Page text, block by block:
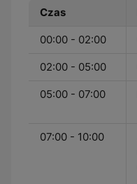
Czas
00:00 - 02:00
02:00 - 05:00
05:00 - 07:00
07:00 - 10:00